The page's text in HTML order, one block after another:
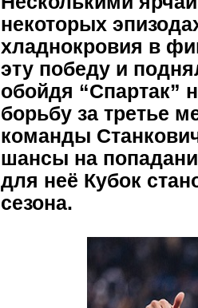
некоторых
хладнокровия в
эту победу и
обойдя “Спартак”
борьбу за третье
команды
шансы на
для неё Кубок
сезона.